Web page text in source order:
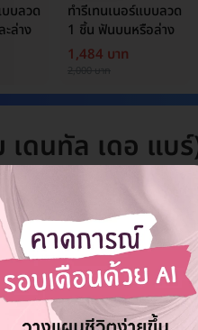
บบลวด
ล่าง
ทำรีเทนเนอร์แบบลวด
1 ชิ้น ฟันบนหรือล่าง
1,484 บาท
2,000 บาท
ดนทัล เดอ แบ
HDmall Health ดี อะไรก็ดี